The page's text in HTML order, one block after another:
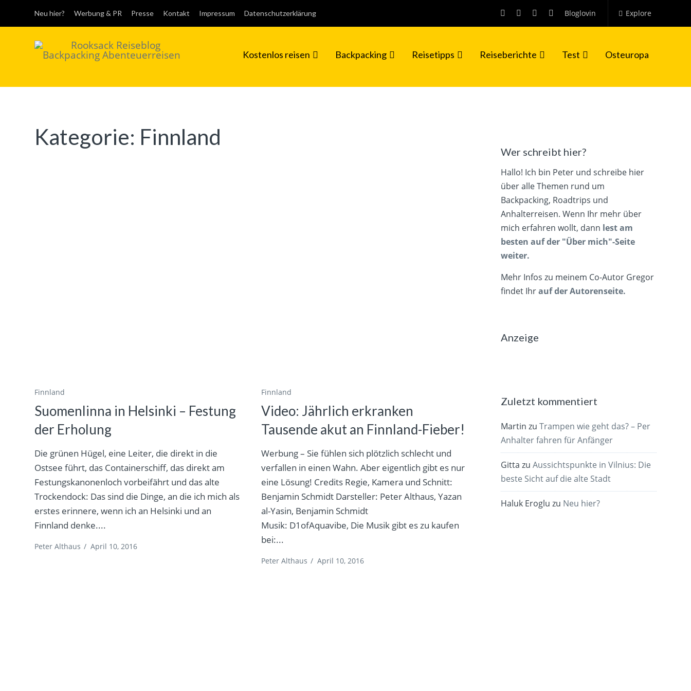
Neu hier? Werbung & PR Presse Kontakt Impressum Datenschutzerklärung Bloglovin Explore
Reiseblog für
Kostenlos reisen Backpacking Reisetipps Reiseberichte Test Osteuropa
Kategorie: Finnland
Finnland
Suomenlinna in Helsinki – Festung
der Erholung
Die grünen Hügel, eine Leiter, die direkt in die
Ostsee führt, das Containerschiff, das direkt am
Festungskanonenloch vorbeifährt und das alte
Trockendock: Das sind die Dinge, an die ich mich als
erstes erinnere, wenn ich an Helsinki und an
Finnland denke....
Peter Althaus / April 10, 2016
Finnland
Video: Jährlich erkranken
Tausende akut an Finnland-Fieber!
Werbung – Sie fühlen sich plötzlich schlecht und
verfallen in einen Wahn. Aber eigentlich gibt es nur
eine Lösung! Credits Regie, Kamera und Schnitt:
Benjamin Schmidt Darsteller: Peter Althaus, Yazan
al-Yasin, Benjamin Schmidt
Musik: D1ofAquavibe, Die Musik gibt es zu kaufen
bei:...
Peter Althaus / April 10, 2016
Wer schreibt hier?
Hallo! Ich bin Peter und schreibe hier
über alle Themen rund um
Backpacking, Roadtrips und
Anhalterreisen. Wenn Ihr mehr über
mich erfahren wollt, dann lest am
besten auf der "Über mich"-Seite
weiter.
Mehr Infos zu meinem Co-Autor Gregor
findet Ihrauf der Autorenseite.
Anzeige
Zuletzt kommentiert
Martin zuTrampen wie geht das? – Per
Anhalter fahren für Anfänger
Gitta zuAussichtspunkte in Vilnius: Die
beste Sicht auf die alte Stadt
Haluk Eroglu zu Neu hier?